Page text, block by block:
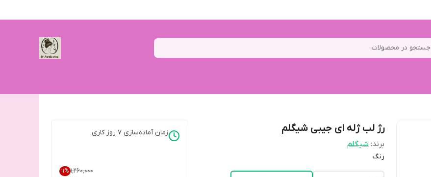
جستجو در محصولات
رژ لب ژله ای جیبی شیگلم
برند: شیگلم
رنگ
زمان آماده‌سازی 7 روز کاری
۱٬۲۶۰٬۰۰۰ 11%